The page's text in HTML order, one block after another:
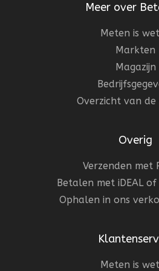
Meer over
Meten is
Markten
Magazijn
Overzicht van de
Overig
Verzenden met
Betalen met iDEAL
Ophalen in ons
Meten is